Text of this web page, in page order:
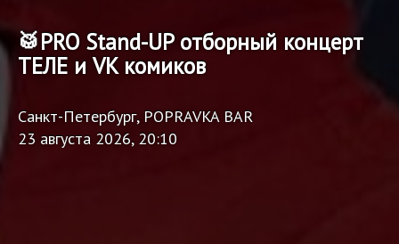
🥁PRO Stand-UP отборный концерт
ТЕЛЕ и VK комиков
Санкт-Петербург, POPRAVKA BAR
23 августа 2026, 20:10